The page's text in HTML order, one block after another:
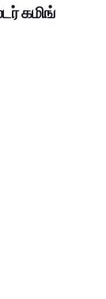
கமிங்